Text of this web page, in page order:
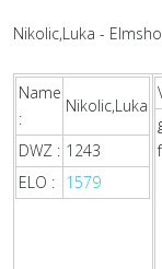
Nikolic,Luka -
Name
:
Nikolic,Luka
DWZ : 1243
ELO : 1579